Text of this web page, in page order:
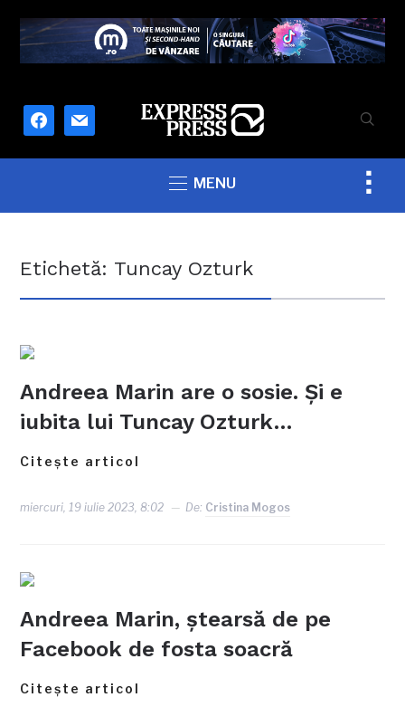
facebook
mail
MENU
Etichetă: Tuncay Ozturk
Andreea Marin are o sosie. Și e
iubita lui Tuncay Ozturk…
Citește articol
miercuri, 19 iulie 2023, 8:02 De: Cristina Mogos
Andreea Marin, ştearsă de pe
Facebook de fosta soacră
Citește articol